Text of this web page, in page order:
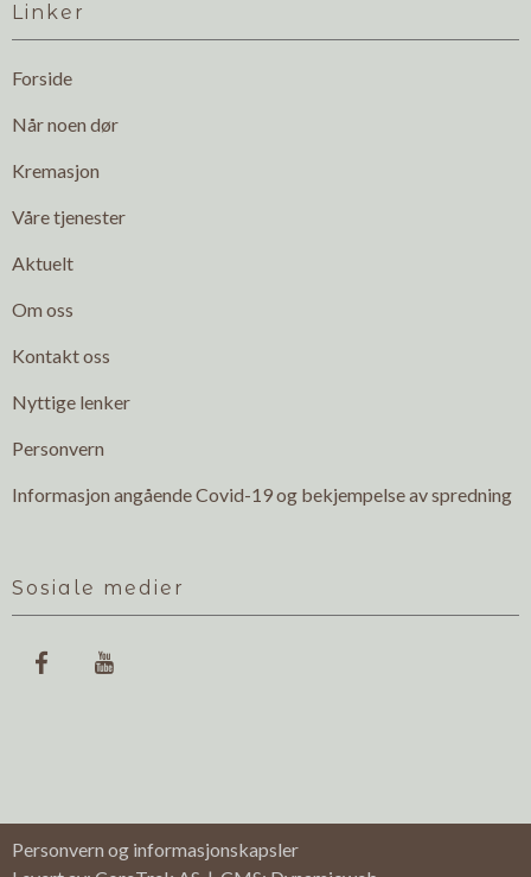
Linker
Forside
Når noen dør
Kremasjon
Våre tjenester
Aktuelt
Om oss
Kontakt oss
Nyttige lenker
Personvern
Informasjon angående Covid-19 og bekjempelse av spredning
Sosiale medier
 
Personvern og informasjonskapsler